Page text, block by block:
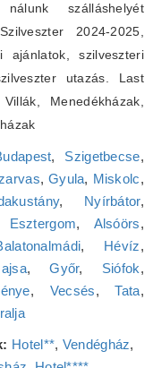
szálláshelyét
2024-2025,
ajánlatok, szilveszteri
utazás. Last
Menedékházak,
, Szigetbecse,
, Gyula, Miskolc,
, Nyírbátor,
Esztergom, Alsóörs,
, Hévíz,
,Győr, Siófok,
, Vecsés,Tata,
Hotel**, Vendégház,